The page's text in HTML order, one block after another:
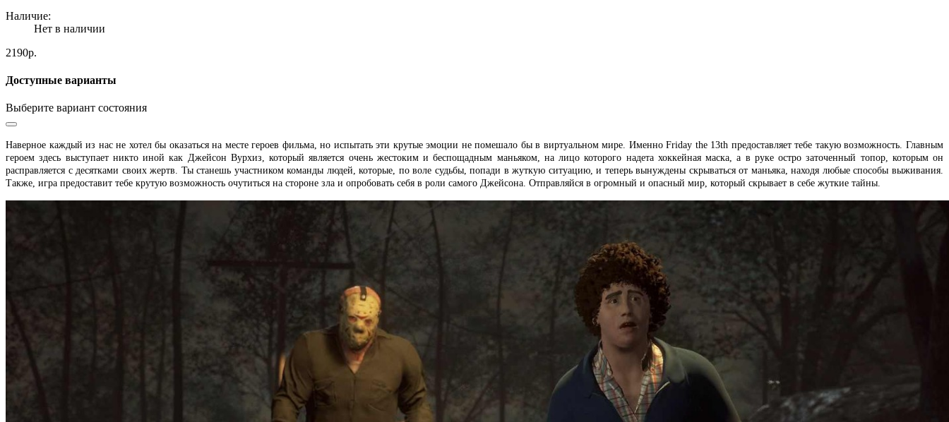
Наличие:
Нет в наличии
2190р.
Доступные варианты
Выберите вариант состояния
Наверное каждый из нас не хотел бы оказаться на месте героев фильма, но испытать эти крутые эмоции не помешало бы в виртуальном мире. Именно Friday the 13th предоставляет тебе такую возможность. Главным
героем здесь выступает никто иной как Джейсон Вурхиз, который является очень жестоким и беспощадным маньяком, на лицо которого надета хоккейная маска, а в руке остро заточенный топор, которым он
расправляется с десятками своих жертв. Ты станешь участником команды людей, которые, по воле судьбы, попади в жуткую ситуацию, и теперь вынуждены скрываться от маньяка, находя любые способы выживания.
Также, игра предоставит тебе крутую возможность очутиться на стороне зла и опробовать себя в роли самого Джейсона. Отправляйся в огромный и опасный мир, который скрывает в себе жуткие тайны.